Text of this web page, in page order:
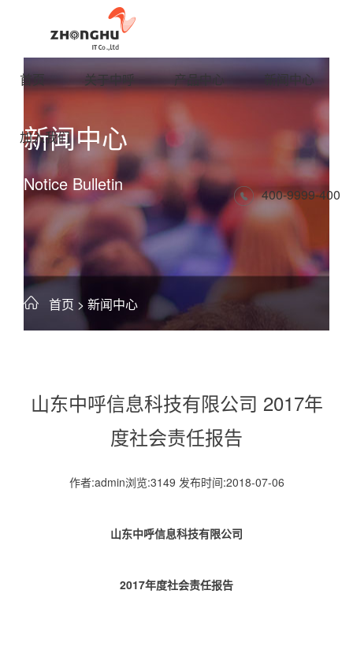
首页 关于中呼 产品中心 新闻中心
加入我们
400-9999-400
新闻中心
Notice Bulletin
首页 > 新闻中心
山东中呼信息科技有限公司 2017年
度社会责任报告
作者:admin浏览:3149 发布时间:2018-07-06
山东中呼信息科技有限公司
2017年度社会责任报告